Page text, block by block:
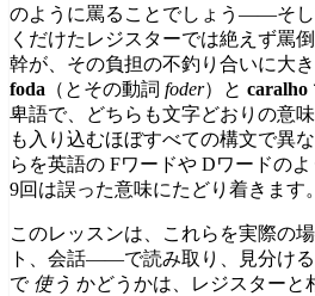
のように罵ることでしょう——そし
くだけたレジスターでは絶えず罵
幹が、その負担の不釣り合いに大
foda （とその動詞 foder）と caralho
卑語で、どちらも文字どおりの意
も入り込むほぼすべての構文で異
らを英語の Fワードや Dワードの
9回は誤った意味にたどり着きます。
このレッスンは、これらを実際の
ト、会話——で読み取り、見分け
で 使う かどうかは、レジスターと